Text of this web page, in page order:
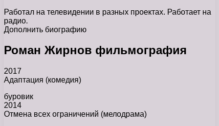
Работал на телевидении в разных проектах. Работает на
радио.
Дополнить биографию
Роман Жирнов фильмография
2017
Адаптация (комедия)
буровик
2014
Отмена всех ограничений (мелодрама)